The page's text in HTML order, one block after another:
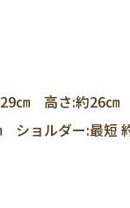
㎝ 高さ:約26㎝
ショルダー:最